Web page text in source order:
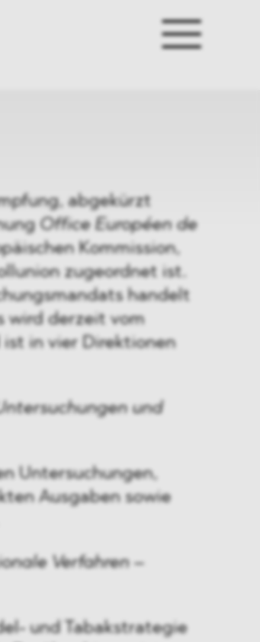
abgekürzt
Office Européen de
Kommission,
zugeordnet ist.
handelt
wird derzeit vom
in vier Direktionen
und
Untersuchungen,
Ausgaben sowie
Verfahren –
und Tabakstrategie